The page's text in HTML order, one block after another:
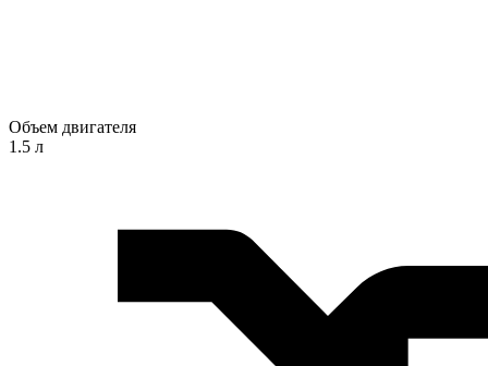
Объем двигателя
1.5 л